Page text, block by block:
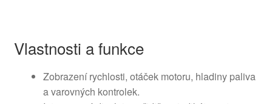
Vlastnosti a funkce
Zobrazení rychlosti, otáček motoru, hladiny paliva
a varovných kontrolek.